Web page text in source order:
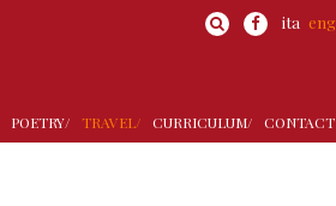
ita eng
POETRY/ TRAVEL/ CURRICULUM/ CONTACT